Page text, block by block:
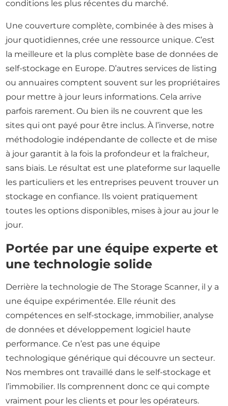
conditions les plus récentes du marché.
Une couverture complète, combinée à des mises à
jour quotidiennes, crée une ressource unique. C’est
la meilleure et la plus complète base de données de
self-stockage en Europe. D’autres services de listing
ou annuaires comptent souvent sur les propriétaires
pour mettre à jour leurs informations. Cela arrive
parfois rarement. Ou bien ils ne couvrent que les
sites qui ont payé pour être inclus. À l’inverse, notre
méthodologie indépendante de collecte et de mise
à jour garantit à la fois la profondeur et la fraîcheur,
sans biais. Le résultat est une plateforme sur laquelle
les particuliers et les entreprises peuvent trouver un
stockage en confiance. Ils voient pratiquement
toutes les options disponibles, mises à jour au jour le
jour.
Portée par une équipe experte et
une technologie solide
Derrière la technologie de The Storage Scanner, il y a
une équipe expérimentée. Elle réunit des
compétences en self-stockage, immobilier, analyse
de données et développement logiciel haute
performance. Ce n’est pas une équipe
technologique générique qui découvre un secteur.
Nos membres ont travaillé dans le self-stockage et
l’immobilier. Ils comprennent donc ce qui compte
vraiment pour les clients et pour les opérateurs.